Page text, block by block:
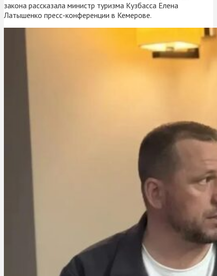
закона рассказала министр туризма Кузбасса Елена
Латышенко пресс-конференции в Кемерове.